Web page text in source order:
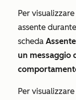
Per
assente
scheda Assente
un messaggio
Per